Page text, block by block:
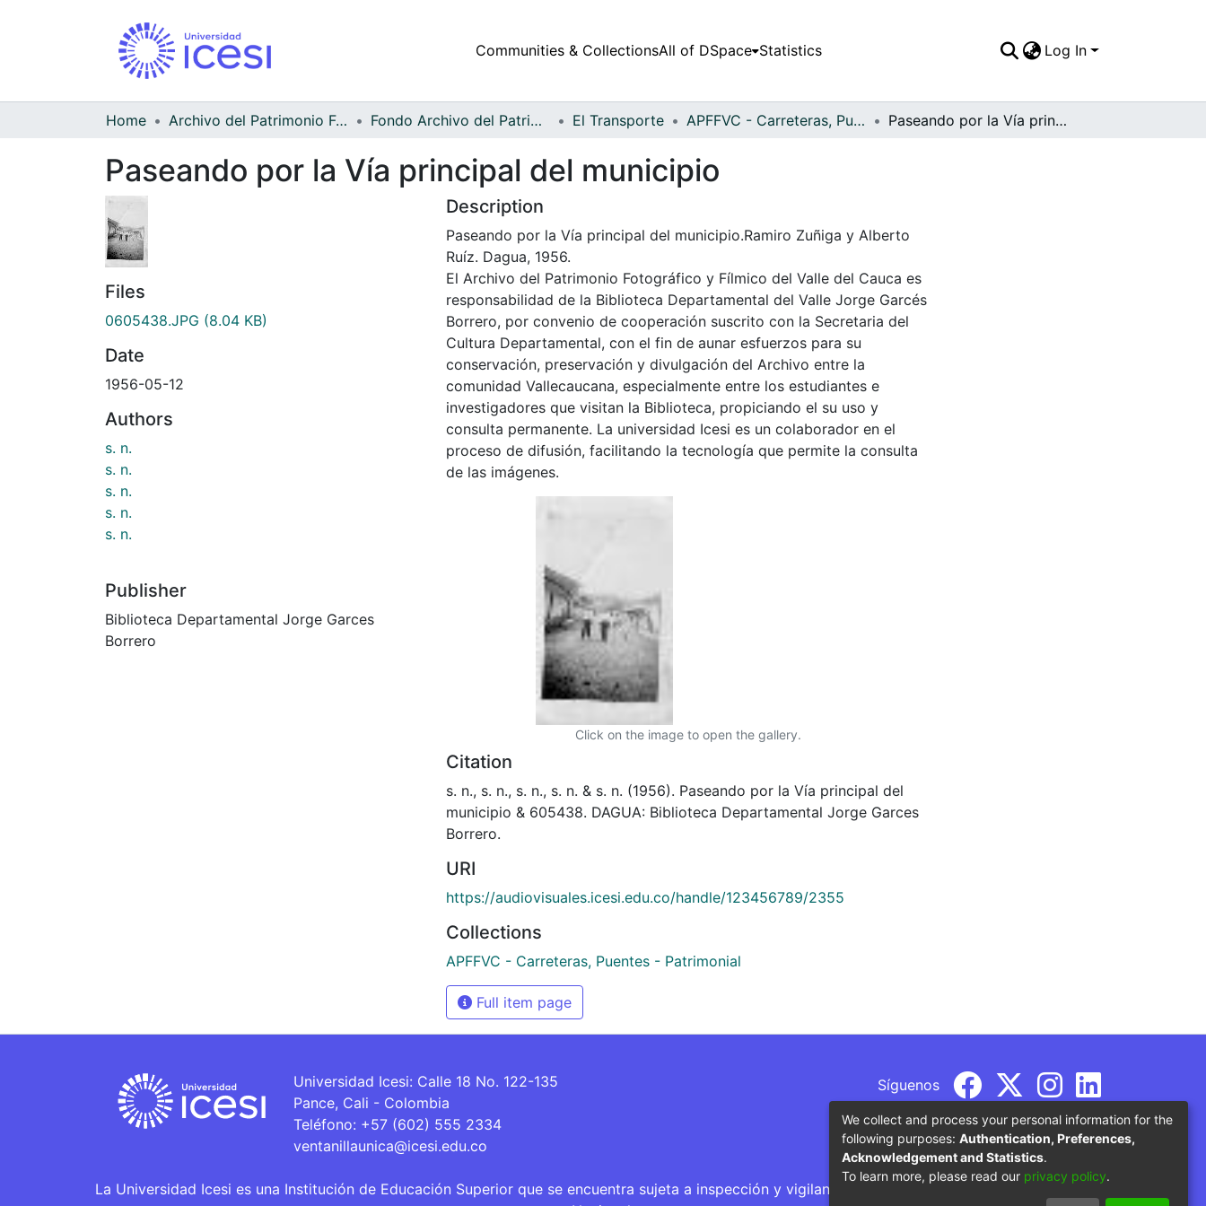
Communities & CollectionsAll of DSpace Statistics Log In
Home Archivo del Patrimonio Fotográfico y Fílmico del Valle del Cauca Fondo Archivo del Patrimonio Fotográfico y Fílmico del Valle del Cauca El Transporte APFFVC - Carreteras, Puentes - Patrimonial Paseando por la Vía principal del municipio
Paseando por la Vía principal del municipio
Files
0605438.JPG (8.04 KB)
Date
1956-05-12
Authors
s. n.
s. n.
s. n.
s. n.
s. n.
Publisher
Biblioteca Departamental Jorge Garces
Borrero
Description
Paseando por la Vía principal del municipio.Ramiro Zuñiga y Alberto
Ruíz. Dagua, 1956.
El Archivo del Patrimonio Fotográfico y Fílmico del Valle del Cauca es
responsabilidad de la Biblioteca Departamental del Valle Jorge Garcés
Borrero, por convenio de cooperación suscrito con la Secretaria del
Cultura Departamental, con el fin de aunar esfuerzos para su
conservación, preservación y divulgación del Archivo entre la
comunidad Vallecaucana, especialmente entre los estudiantes e
investigadores que visitan la Biblioteca, propiciando el su uso y
consulta permanente. La universidad Icesi es un colaborador en el
proceso de difusión, facilitando la tecnología que permite la consulta
de las imágenes.
Click on the image to open the gallery.
Citation
s. n., s. n., s. n., s. n. & s. n. (1956). Paseando por la Vía principal del
municipio & 605438. DAGUA: Biblioteca Departamental Jorge Garces
Borrero.
URI
https://audiovisuales.icesi.edu.co/handle/123456789/2355
Collections
APFFVC - Carreteras, Puentes - Patrimonial
Full item page
Universidad Icesi: Calle 18 No. 122-135
Pance, Cali - Colombia
Teléfono: +57 (602) 555 2334
ventanillaunica@icesi.edu.co
Síguenos
La Universidad Icesi es una Institución de Educación Superior que se encuentra sujeta a inspección y vigilancia por parte del Ministerio de Educación
We collect and process your personal information for the
following purposes: Authentication, Preferences,
Acknowledgement and Statistics.
To learn more, please read our privacy policy.